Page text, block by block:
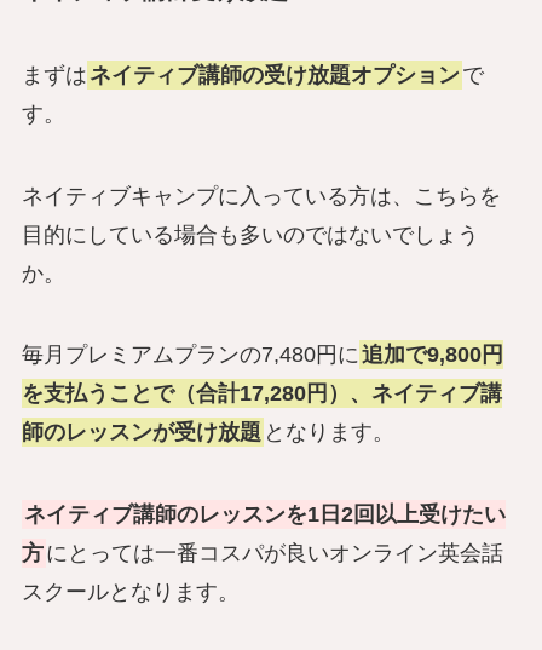
まずは ネイティブ講師の受け放題オプション で
す。
ネイティブキャンプに入っている方は、こちらを
目的にしている場合も多いのではないでしょう
か。
毎月プレミアムプランの7,480円に追加で9,800円
を支払うことで（合計17,280円）、ネイティブ講
師のレッスンが受け放題 となります。
ネイティブ講師のレッスンを1日2回以上受けたい
方にとっては一番コスパが良いオンライン英会話
スクールとなります。